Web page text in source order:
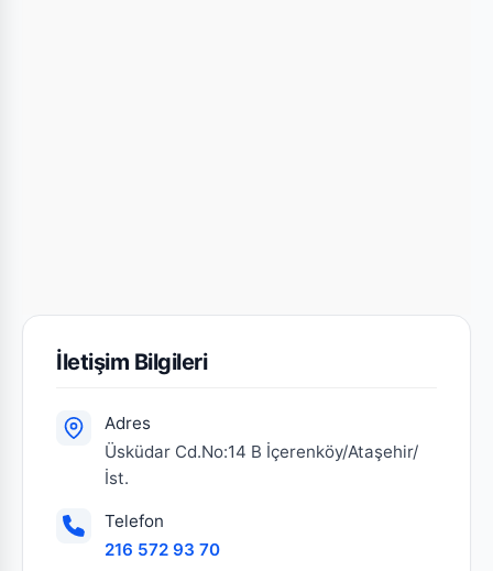
İletişim Bilgileri
Adres
Üsküdar Cd.No:14 B İçerenköy/Ataşehir/
İst.
Telefon
216 572 93 70